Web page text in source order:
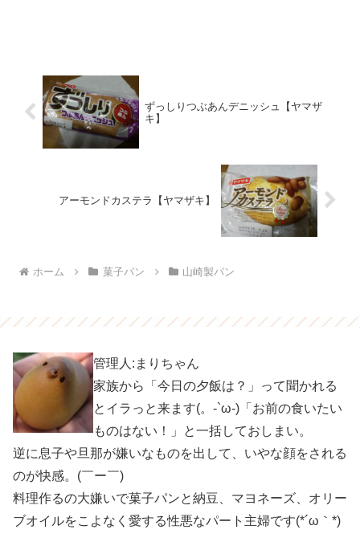
ずっしりつぶあんデニッシュ【ヤマザ
キ】
アーモンドカステラ【ヤマザキ】
ホーム 菓子パン 山崎製パン
管理人:まりちゃん
家族から「今日の夕飯は？」って聞かれる
とイラっと来ます(。-`ω-)「お前の食いたい
ものはない！」と一括しておしまい。
逆に息子や旦那が嫌いなものを出して、いやな顔をされる
のが快感。(￣ー￣)
料理作るの大嫌いで菓子パンと納豆、マヨネーズ、オリー
ブオイルをこよなく愛する性悪なパート主婦です(*´ω｀*)